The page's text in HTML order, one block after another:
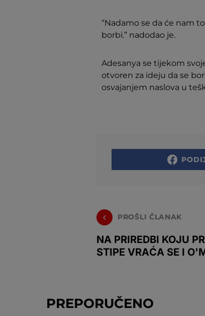
“Nadamo se da će nam
borbi.” nadodao je.
Adesanya se tijekom
otvoren za ideju da se
osvajanjem naslova u
PROŠLI ČLANAK
NA PRIREDBI KOJU
STIPE VRAĆA SE I
PREPORUČENO